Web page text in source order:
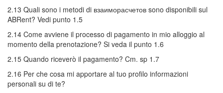
2.13 Quali sono i metodi di взаиморасчетов sono disponibili sul
ABRent? Vedi punto 1.5
2.14 Come avviene il processo di pagamento in mio alloggio al
momento della prenotazione? Si veda il punto 1.6
2.15 Quando riceverò il pagamento? Cm. sp 1.7
2.16 Per che cosa mi apportare al tuo profilo informazioni
personali su di te?